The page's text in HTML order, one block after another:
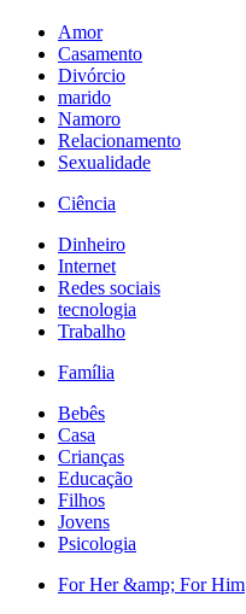
Amor
Casamento
Divórcio
marido
Namoro
Relacionamento
Sexualidade
Ciência
Dinheiro
Internet
Redes sociais
tecnologia
Trabalho
Família
Bebês
Casa
Crianças
Educação
Filhos
Jovens
Psicologia
For Her &amp; For Him